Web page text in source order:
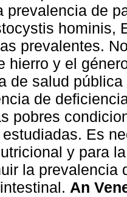
prevalencia de
hominis,
prevalentes.
hierro y el
de salud
de
pobres
Es
y para
la prevalencia
An